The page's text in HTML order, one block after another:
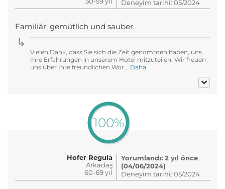
Deneyim tarihi: 05/2024
Familiär, gemütlich und sauber.
Vielen Dank, dass Sie sich die Zeit genommen haben, uns
Ihre Erfahrungen in unserem Hotel mitzuteilen. Wir freuen
uns über Ihre freundlichen Wor... Daha
100%
Hofer Regula
Arkadaş
60-69 yıl
Yorumlandı: 2 yıl önce
(04/06/2024)
Deneyim tarihi: 05/2024